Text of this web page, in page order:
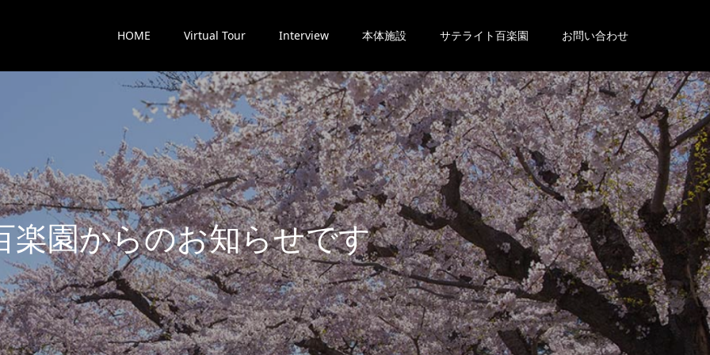
HOME Virtual Tour Interview 本体施設 サテライト百楽園 お問い合わせ
楽園からのお知らせです。